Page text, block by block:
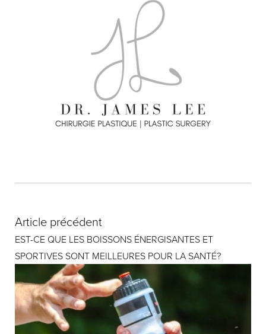
Article précédent
EST-CE QUE LES BOISSONS ÉNERGISANTES ET
SPORTIVES SONT MEILLEURES POUR LA SANTÉ?